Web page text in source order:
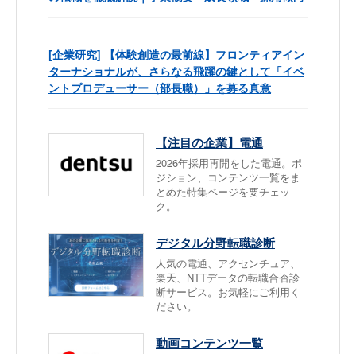
[企業研究] 【体験創造の最前線】フロンティアイン
ターナショナルが、さらなる飛躍の鍵として「イベ
ントプロデューサー（部長職）」を募る真意
【注目の企業】電通
2026年採用再開をした電通。ポ
ジション、コンテンツ一覧をま
とめた特集ページを要チェッ
ク。
デジタル分野転職診断
人気の電通、アクセンチュア、
楽天、NTTデータの転職合否診
断サービス。お気軽にご利用く
ださい。
動画コンテンツ一覧